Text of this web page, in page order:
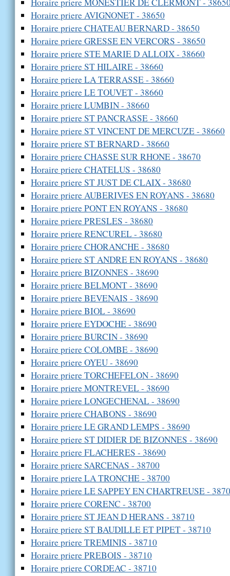
Horaire priere AVIGNONET - 38650
Horaire priere CHATEAU BERNARD - 38650
Horaire priere GRESSE EN VERCORS - 38650
Horaire priere STE MARIE D ALLOIX - 38660
Horaire priere ST HILAIRE - 38660
Horaire priere LA TERRASSE - 38660
Horaire priere LE TOUVET - 38660
Horaire priere LUMBIN - 38660
Horaire priere ST PANCRASSE - 38660
Horaire priere ST VINCENT DE MERCUZE - 38660
Horaire priere ST BERNARD - 38660
Horaire priere CHASSE SUR RHONE - 38670
Horaire priere CHATELUS - 38680
Horaire priere ST JUST DE CLAIX - 38680
Horaire priere AUBERIVES EN ROYANS - 38680
Horaire priere PONT EN ROYANS - 38680
Horaire priere PRESLES - 38680
Horaire priere RENCUREL - 38680
Horaire priere CHORANCHE - 38680
Horaire priere ST ANDRE EN ROYANS - 38680
Horaire priere BIZONNES - 38690
Horaire priere BELMONT - 38690
Horaire priere BEVENAIS - 38690
Horaire priere BIOL - 38690
Horaire priere EYDOCHE - 38690
Horaire priere BURCIN - 38690
Horaire priere COLOMBE - 38690
Horaire priere OYEU - 38690
Horaire priere TORCHEFELON - 38690
Horaire priere MONTREVEL - 38690
Horaire priere LONGECHENAL - 38690
Horaire priere CHABONS - 38690
Horaire priere LE GRAND LEMPS - 38690
Horaire priere ST DIDIER DE BIZONNES - 38690
Horaire priere FLACHERES - 38690
Horaire priere SARCENAS - 38700
Horaire priere LA TRONCHE - 38700
Horaire priere LE SAPPEY EN CHARTREUSE -
Horaire priere CORENC - 38700
Horaire priere ST JEAN D HERANS - 38710
Horaire priere ST BAUDILLE ET PIPET - 38710
Horaire priere TREMINIS - 38710
Horaire priere PREBOIS - 38710
Horaire priere CORDEAC - 38710